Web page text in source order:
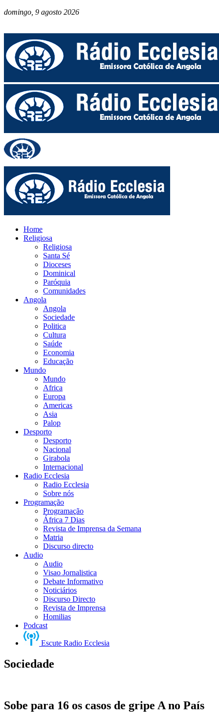
domingo, 9 agosto 2026
Home
Religiosa
Religiosa
Santa Sé
Dioceses
Dominical
Paróquia
Comunidades
Angola
Angola
Sociedade
Politica
Cultura
Saúde
Economia
Educação
Mundo
Mundo
Africa
Europa
Americas
Asia
Palop
Desporto
Desporto
Nacional
Girabola
Internacional
Radio Ecclesia
Radio Ecclesia
Sobre nós
Programação
Programação
África 7 Dias
Revista de Imprensa da Semana
Matria
Discurso directo
Audio
Audio
Visao Jornalistica
Debate Informativo
Noticiários
Discurso Directo
Revista de Imprensa
Homilias
Podcast
Escute Radio Ecclesia
Sociedade
Sobe para 16 os casos de gripe A no País